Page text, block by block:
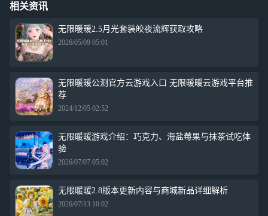
相关资讯
无限暖暖2.5月光套装皎夜流辉获取攻略
2026/05/09 05:01
无限暖暖公测官方云游戏入口 无限暖暖云游戏平台推
荐
2024/12/05 02:52
无限暖暖游戏介绍：巧克力、海盐莓果与抹茶试吃体
验
2026/07/07 05:02
无限暖暖2.8版本更新内容与商城新品详细解析
2026/07/13 10:02